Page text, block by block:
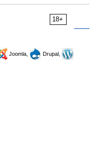
18+
Joomla,
Drupal,